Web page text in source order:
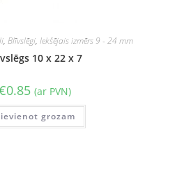
, Blīvslēgi, Iekšējais izmērs 9 - 24 mm
10 x 22 x 7
0.85 (ar PVN)
grozam